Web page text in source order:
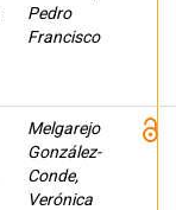
Pedro
Francisco
Melgarejo
González-
Conde,
Verónica